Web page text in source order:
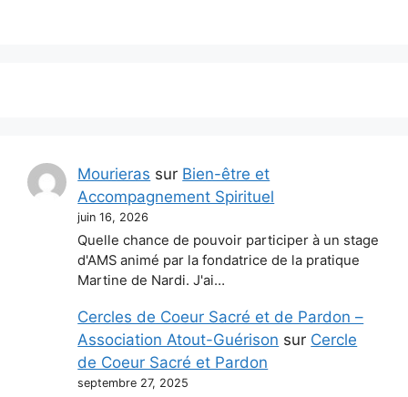
Mourieras sur Bien-être et
Accompagnement Spirituel
juin 16, 2026
Quelle chance de pouvoir participer à un stage
d'AMS animé par la fondatrice de la pratique
Martine de Nardi. J'ai…
Cercles de Coeur Sacré et de Pardon –
Association Atout-Guérison sur Cercle
de Coeur Sacré et Pardon
septembre 27, 2025